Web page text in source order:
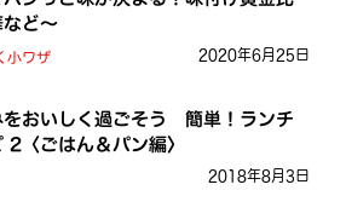
ど～
小ワザ 2020年6月25日
をおいしく過ごそう 簡単！ランチ
2〈ごはん＆パン編〉
2018年8月3日